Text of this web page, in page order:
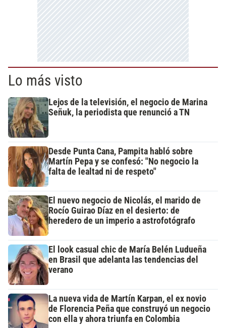
Lo más visto
Lejos de la televisión, el negocio de Marina
Señuk, la periodista que renunció a TN
Desde Punta Cana, Pampita habló sobre
Martín Pepa y se confesó: "No negocio la
falta de lealtad ni de respeto"
El nuevo negocio de Nicolás, el marido de
Rocío Guirao Díaz en el desierto: de
heredero de un imperio a astrofotógrafo
El look casual chic de María Belén Ludueña
en Brasil que adelanta las tendencias del
verano
La nueva vida de Martín Karpan, el ex novio
de Florencia Peña que construyó un negocio
con ella y ahora triunfa en Colombia